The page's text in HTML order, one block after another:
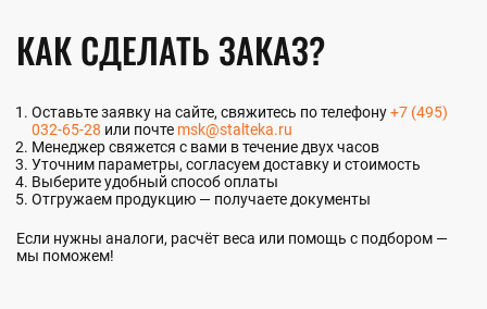
КАК СДЕЛАТЬ ЗАКАЗ?
Оставьте заявку на сайте, свяжитесь по телефону+7 (495)
032-65-28 или почте msk@stalteka.ru
Менеджер свяжется с вами в течение двух часов
Уточним параметры, согласуем доставку и стоимость
Выберите удобный способ оплаты
Отгружаем продукцию — получаете документы
Если нужны аналоги, расчёт веса или помощь с подбором —
мы поможем!